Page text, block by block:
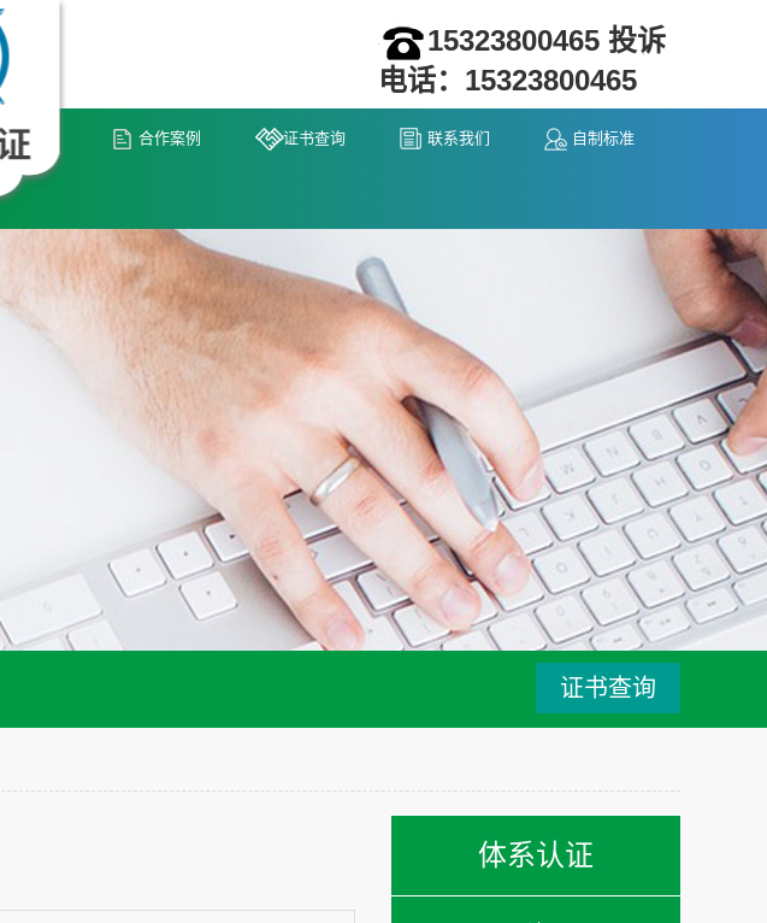
15323800465 投诉
电话：15323800465
合作案例 证书查询 联系我们 自制标准
证书查询
体系认证